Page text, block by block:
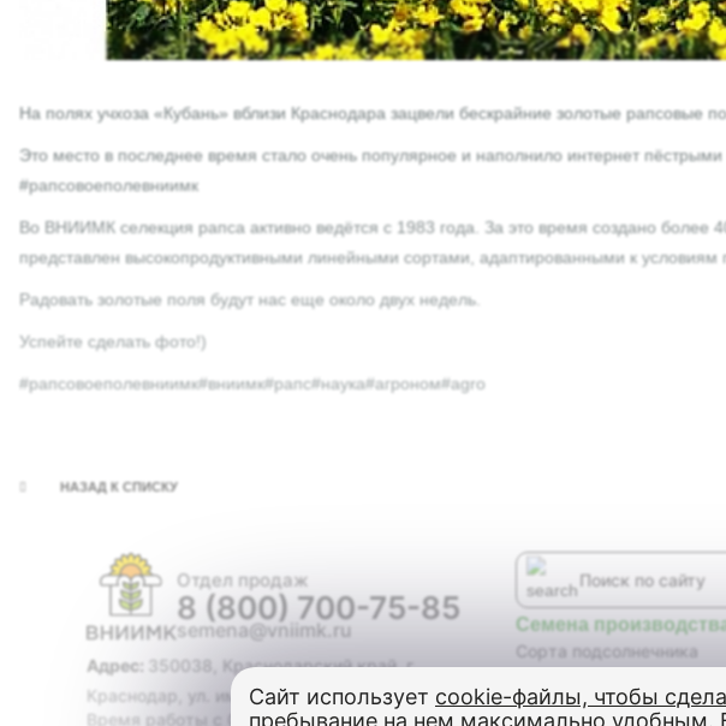
На полях учхоза «Кубань» вблизи Краснодара зацвели бескрайние золотые рапсовые
Это место в последнее время стало очень популярное и наполнило интернет
#рапсовоеполевниимк
Во ВНИИМК селекция рапса активно ведётся с 1983 года. За это время создано более
представлен высокопродуктивными линейными сортами, адаптированными к условиям
Радовать золотые поля будут нас еще около двух недель.
Успейте сделать фото!)
#рапсовоеполевниимк#вниимк#рапс#наука#агроном#agro
НАЗАД К СПИСКУ
Отдел продаж
8 (800) 700-75-85
semena@vniimk.ru
Адрес: 350038, Краснодарский край, г.
Краснодар, ул. им. Филатова, дом 17
Время работы с 08:00 до 17:00
Семена
Сорта подсолнечника
Соя
Сайт использует cookie-файлы, чтобы
пребывание на нем максимально удобным